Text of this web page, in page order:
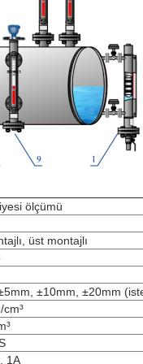
ölçümü
üst montajlı
±10mm, ±20mm
cm³
1A